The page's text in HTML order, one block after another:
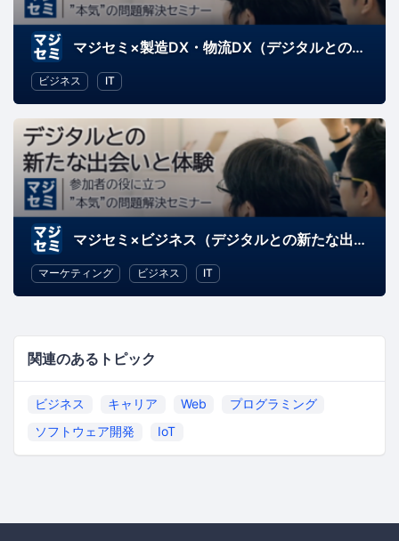
マジセミ×製造DX・物流DX（デジタルとの新たな出会いと体験）
ビジネス IT
マジセミ×ビジネス（デジタルとの新たな出会いと体験）
マーケティング ビジネス IT
関連のあるトピック
ビジネス キャリア Web
プログラミング
ソフトウェア開発
IoT